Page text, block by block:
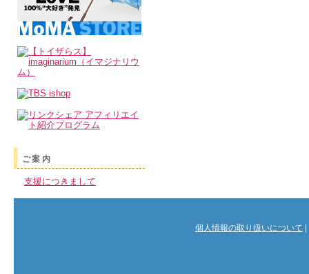
ご案内
支援につきまして
個人情報の取り扱いについて